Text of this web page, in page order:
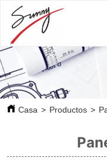
Casa > Productos >